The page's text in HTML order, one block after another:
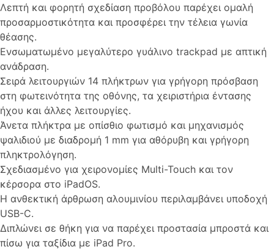
Λεπτή και φορητή σχεδίαση προβόλου παρέχει ομαλή
προσαρμοστικότητα και προσφέρει την τέλεια γωνία
θέασης.
Ενσωματωμένο μεγαλύτερο γυάλινο trackpad με απτική
ανάδραση.
Σειρά λειτουργιών 14 πλήκτρων για γρήγορη πρόσβαση
στη φωτεινότητα της οθόνης, τα χειριστήρια έντασης
ήχου και άλλες λειτουργίες.
Άνετα πλήκτρα με οπίσθιο φωτισμό και μηχανισμός
ψαλιδιού με διαδρομή 1 mm για αθόρυβη και γρήγορη
πληκτρολόγηση.
Σχεδιασμένο για χειρονομίες Multi-Touch και τον
κέρσορα στο iPadOS.
Η ανθεκτική άρθρωση αλουμινίου περιλαμβάνει υποδοχή
USB-C.
Διπλώνει σε θήκη για να παρέχει προστασία μπροστά και
πίσω για ταξίδια με iPad Pro.